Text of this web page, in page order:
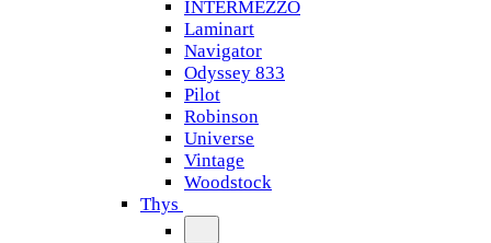
INTERMEZZO
Laminart
Navigator
Odyssey 833
Pilot
Robinson
Universe
Vintage
Woodstock
Thys